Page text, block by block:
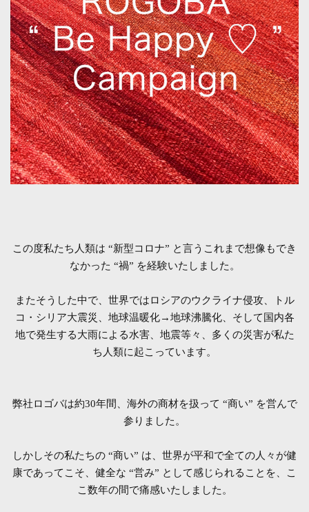
この度私たち人類は “新型コロナ” と言うこれまで想像もでき
なかった “禍” を経験いたしました。
またそうした中で、世界ではロシアのウクライナ侵攻、トル
コ・シリア大震災、地球温暖化→地球沸騰化、 そして国内各
地で発生する大雨による水害、地震等々、多くの災害が私た
ち人類に起こっています。
弊社ロゴバは約30年間、海外の商材を扱って “商い” を営んで
参りました。
しかしその私たちの “商い” は、世界が平和で全ての人々が健
康であってこそ、健全な “営み” として感じられることを、
こ
こ数年の間で痛感いたしました。